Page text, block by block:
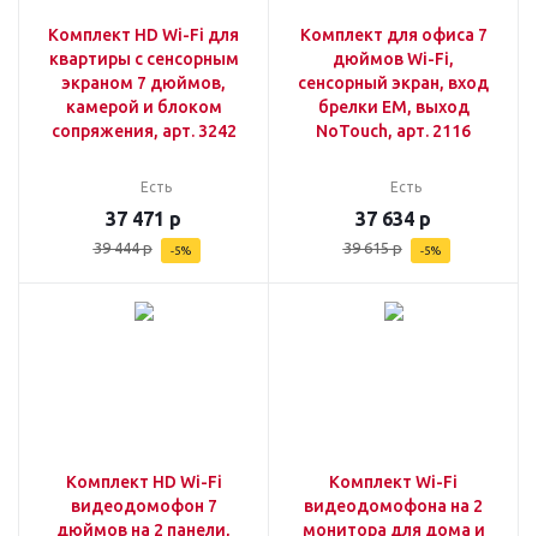
Комплект HD Wi-Fi для
квартиры с сенсорным
экраном 7 дюймов,
камерой и блоком
сопряжения, арт. 3242
Есть
37 471 р
39 444р -5%
Комплект для офиса 7
дюймов Wi-Fi,
сенсорный экран, вход
брелки EM, выход
NoTouch, арт. 2116
Есть
37 634 р
39 615р -5%
Комплект HD Wi-Fi
видеодомофон 7
дюймов на 2 панели,
Комплект Wi-Fi
видеодомофона на 2
монитора для дома и